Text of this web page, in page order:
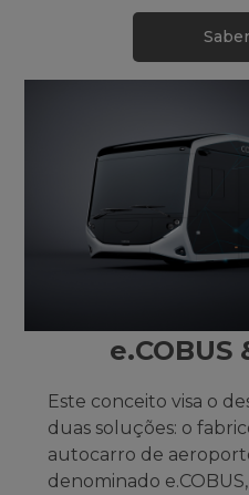
e.COBUS
Este conceito visa o
duas soluções: o
autocarro de
denominado